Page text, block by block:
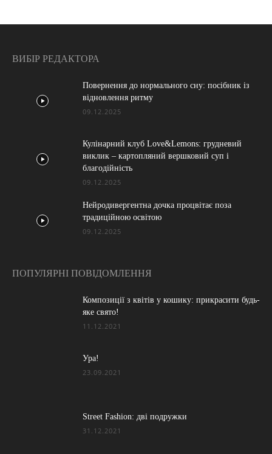
ВИБІР РЕДАКТОРА
Повернення до нормального сну: посібник із
відновлення ритму
09.12.2025
Кулінарний клуб Love&Lemons: грудневий
виклик – картопляний вершковий суп і
благодійність
09.12.2025
Нейродивергентна дочка процвітає поза
традиційною освітою
09.12.2025
ПОПУЛЯРНІ ПОВІДОМЛЕННЯ
Композиції з квітів у кошику: прикрасити будь-
яке свято!
11.12.2021
Ура!
23.09.2021
Street Fashion: дві подружки
31.12.2021